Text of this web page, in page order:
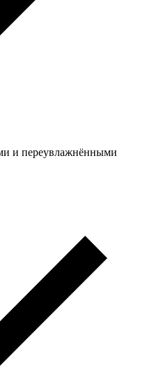
и переувлажнёнными